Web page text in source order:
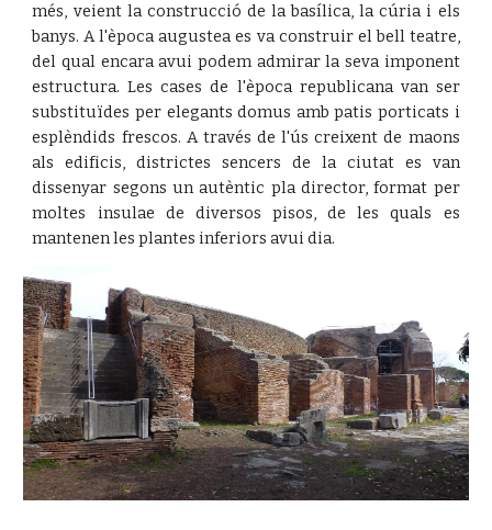
més, veient la construcció de la basílica, la cúria i els
banys. A l'època augustea es va construir el bell teatre,
del qual encara avui podem admirar la seva imponent
estructura. Les cases de l'època republicana van ser
substituïdes per elegants domus amb patis porticats i
esplèndids frescos. A través de l'ús creixent de maons
als edificis, districtes sencers de la ciutat es van
dissenyar segons un autèntic pla director, format per
moltes insulae de diversos pisos, de les quals es
mantenen les plantes inferiors avui dia.